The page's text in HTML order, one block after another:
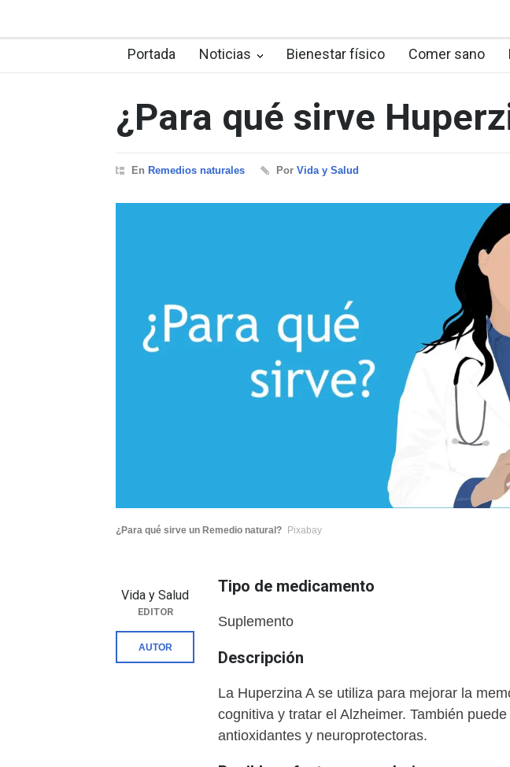
Portada Noticias Bienestar físico Comer sano
¿Para qué sirve
En Remedios naturales Por Vida y Salud
¿Para qué sirve un Remedio natural? Pixabay
Tipo de medicamento
Suplemento
Descripción
La Huperzina A se utiliza para mejorar la
cognitiva y tratar el Alzheimer. También
antioxidantes y neuroprotectoras.
Vida y Salud
EDITOR
AUTOR